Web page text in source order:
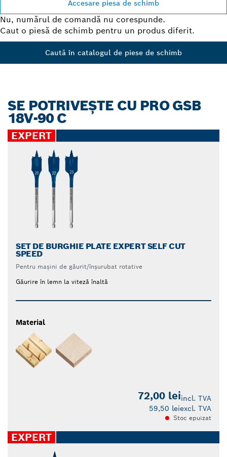
Accesare piesa de schimb
Nu, numărul de comandă nu corespunde.
Caut o piesă de schimb pentru un produs diferit.
Caută în catalogul de piese de schimb
SE POTRIVEŞTE CU PRO GSB
18V-90 C
EXPERT
SET DE BURGHIE PLATE EXPERT SELF CUT
SPEED
Pentru mașini de găurit/înșurubat rotative
Găurire în lemn la viteză înaltă
Material
72,00 leiincl. TVA
59,50 leiexcl. TVA
Stoc epuizat
EXPERT